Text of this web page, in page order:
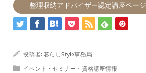
整理収納アドバイザー認定講座ページ
投稿者:暮らしStyle事務局
イベント・セミナー・資格講座情報